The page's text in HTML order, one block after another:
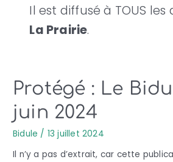
Il est diffusé à TOUS
La Prairie.
Protégé : Le
juin 2024
Bidule / 13 juillet 2024
Il n’y a pas d’extrait, car cette